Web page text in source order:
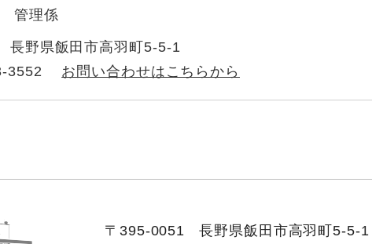
管理係
野県飯田市高羽町5-5-1
3552 お問い合わせはこちらから
〒395-0051 長野県飯田市高羽町5-5-1